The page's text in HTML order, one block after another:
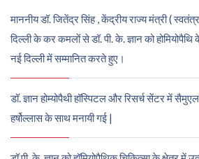
माननीय डॉ. जितेंद्र सिंह , केंद्रीय राज्य मंत्री (
दिल्ली के कर कमलों से डॉ. पी. के. ज्ञान को
नई दिल्ली में सम्मानित करते हुए।
डॉ. ज्ञान होम्योपैथी हॉस्पिटल और रिसर्च सेंटर में
हर्षोल्लास के साथ मनायी गई |